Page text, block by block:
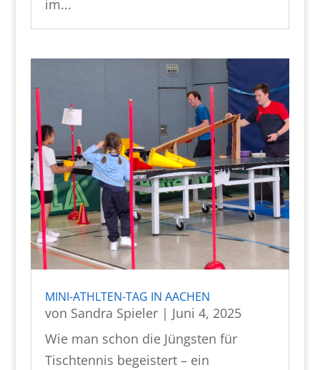
im...
MINI-ATHLTEN-TAG IN AACHEN
von Sandra Spieler| Juni 4, 2025
Wie man schon die Jüngsten für
Tischtennis begeistert – ein